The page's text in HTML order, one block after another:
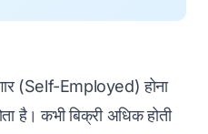
(Self-Employed) होना
है। कभी बिक्री अधिक होती